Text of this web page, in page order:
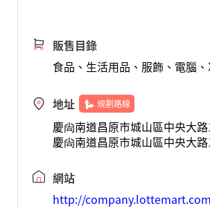
販售目錄
食品、生活用品、服飾、電腦
地址 規劃路線
慶尙南道昌原市城山區中央大
慶尙南道昌原市城山區中央大
網站
http://company.lottemart.com